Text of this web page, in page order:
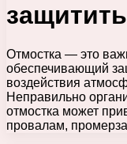
защитить
Отмостка — это
обеспечивающий
воздействия
Неправильно
отмостка может
провалам,